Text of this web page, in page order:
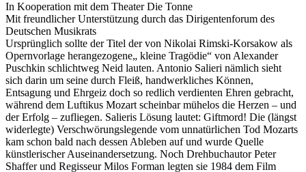
In Kooperation mit dem Theater Die Tonne
Mit freundlicher Unterstützung durch das Dirigentenforum des
Deutschen Musikrats
Ursprünglich sollte der Titel der von Nikolai Rimski-Korsakow als
Opernvorlage herangezogene„ kleine Tragödie“ von Alexander
Puschkin schlichtweg Neid lauten. Antonio Salieri nämlich sieht
sich darin um seine durch Fleiß, handwerkliches Können,
Entsagung und Ehrgeiz doch so redlich verdienten Ehren gebracht,
während dem Luftikus Mozart scheinbar mühelos die Herzen – und
der Erfolg – zufliegen. Salieris Lösung lautet: Giftmord! Die (längst
widerlegte) Verschwörungslegende vom unnatürlichen Tod Mozarts
kam schon bald nach dessen Ableben auf und wurde Quelle
künstlerischer Auseinandersetzung. Noch Drehbuchautor Peter
Shaffer und Regisseur Milos Forman legten sie 1984 dem Film